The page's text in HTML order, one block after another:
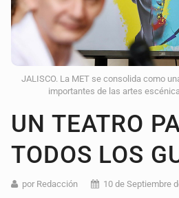
JALISCO. La MET se consolida como
importantes de las artes
UN TEATRO
TODOS LOS
por Redacción 10 de Septiembre